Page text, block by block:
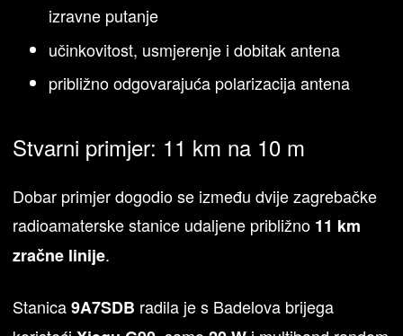
izravne putanje
učinkovitost, usmjerenje i dobitak antena
približno odgovarajuća polarizacija antena
Stvarni primjer: 11 km na 10 m
Dobar primjer dogodio se između dvije zagrebačke
radioamaterske stanice udaljene približno 11 km
zračne linije.
Stanica9A7SDB radila je s Badelova brijega